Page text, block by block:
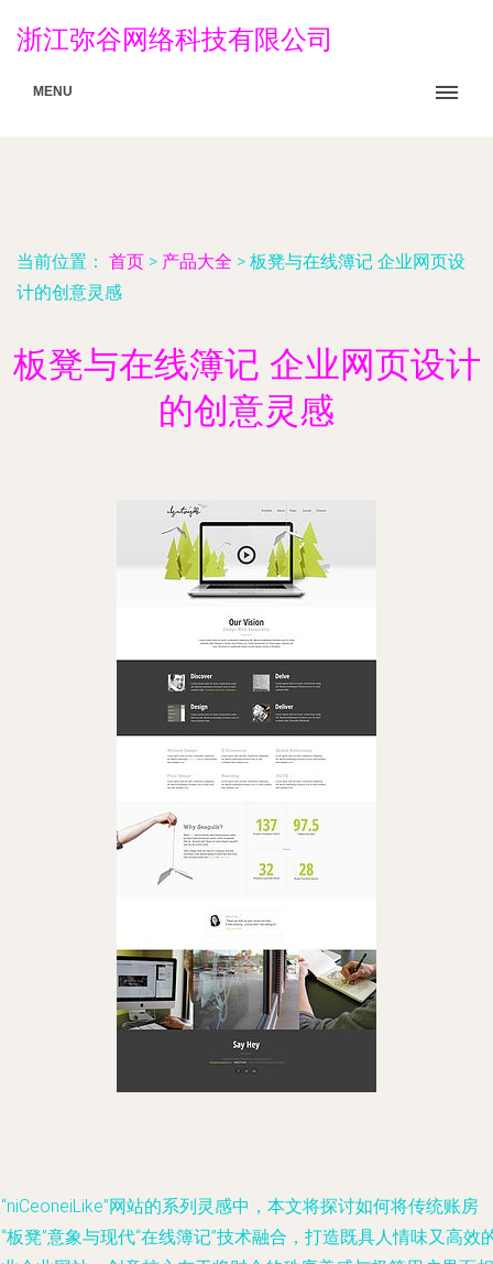
浙江弥谷网络科技有限公司
MENU
当前位置： 首页 > 产品大全 > 板凳与在线簿记 企业网页设
计的创意灵感
板凳与在线簿记 企业网页设计
的创意灵感
网站的系列灵感中，本文将探讨如何将传统账房
板凳”意象与现代“在线簿记”技术融合，打造既具人情味又高效